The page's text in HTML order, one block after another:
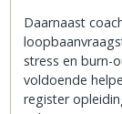
Daarnaast
stress en burn-
voldoende
register